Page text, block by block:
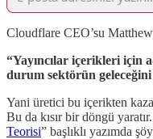
Cloudflare CEO’su
“Yayıncılar içerikleri için
durum sektörün
Yani üretici bu içerikten
Bu da kısır bir döngü
Teorisi” başlıklı yazımda